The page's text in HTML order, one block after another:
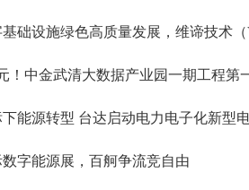
础设施绿色高质量发展，维谛技术
！中金武清大数据产业园一期工程第
能源转型 台达启动电力电子化新型
数字能源展，百舸争流竞自由